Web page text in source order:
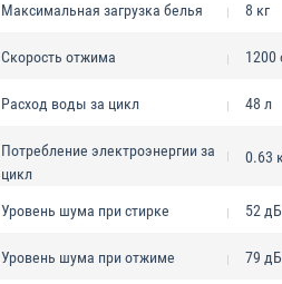
Максимальная загрузка белья 8 кг
Скорость отжима 1200
Расход воды за цикл 48 л
Потребление электроэнергии за
цикл
0.63
Уровень шума при стирке 52 дБ
Уровень шума при отжиме 79 дБ